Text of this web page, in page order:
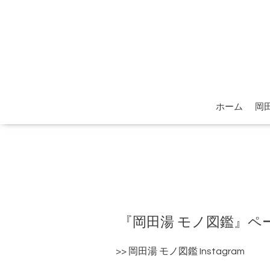
ホーム 岡
『岡田湯 モノ図鑑』
>> 岡田湯 モノ図鑑 Instagram